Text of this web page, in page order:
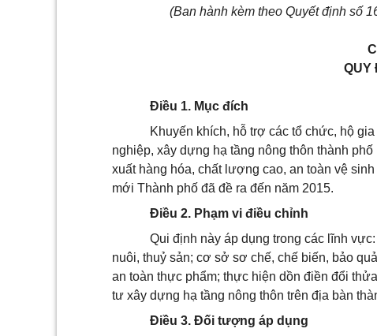
(Ban hành kèm theo Quyết định số
QUY
Điều 1. Mục đích
Khuyến khích, hỗ trợ các tổ chức, hộ
nghiệp, xây dựng hạ tầng nông thôn thành
xuất hàng hóa, chất lượng cao, an toàn vệ
mới Thành phố đã đề ra đến năm 2015.
Điều 2. Phạm vi điều chỉnh
Qui định này áp dụng trong các lĩnh
nuôi, thuỷ sản; cơ sở sơ chế, chế biến, bảo
an toàn thực phẩm; thực hiện dồn điền đổi
tư xây dựng hạ tầng nông thôn trên địa bàn
Điều 3. Đối tượng áp dụng